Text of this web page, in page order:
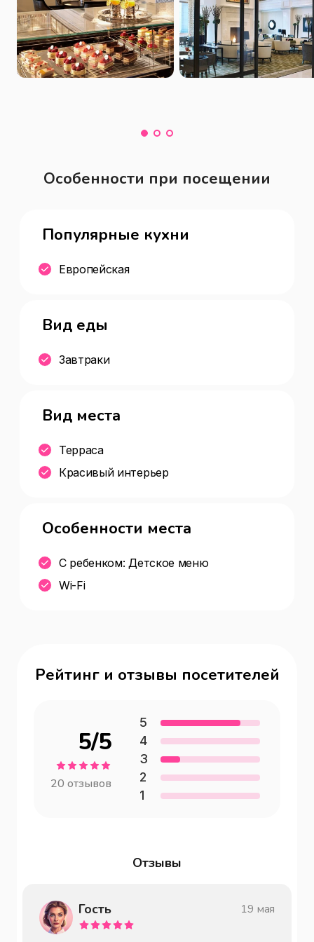
Особенности при посещении
Популярные кухни
Европейская
Вид еды
Завтраки
Вид места
Терраса
Красивый интерьер
Особенности места
С ребенком: Детское меню
Wi-Fi
Рейтинг и отзывы посетителей
5/5
20 отзывов
5
4
3
2
1
Отзывы
Гость 19 мая